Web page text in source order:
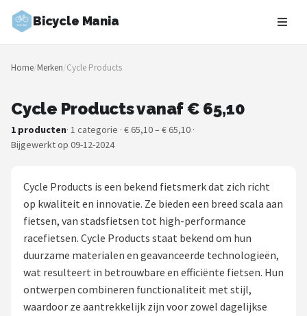
Bicycle Mania
Zoeken
NAVIGATIE
Merken
Fietsroutes
Kinderfietsen
Stadsfietsen
Elektrische fietsen
Home/Merken/Cycle Products
Cycle Products vanaf € 65,10
1 producten· 1 categorie · € 65,10 – € 65,10 ·
Bijgewerkt op 09-12-2024
Cycle Products is een bekend fietsmerk dat zich richt
op kwaliteit en innovatie. Ze bieden een breed scala aan
fietsen, van stadsfietsen tot high-performance
racefietsen. Cycle Products staat bekend om hun
duurzame materialen en geavanceerde technologieën,
wat resulteert in betrouwbare en efficiënte fietsen. Hun
ontwerpen combineren functionaliteit met stijl,
waardoor ze aantrekkelijk zijn voor zowel dagelijkse